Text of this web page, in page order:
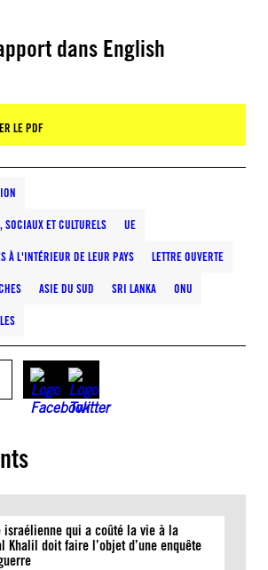
dans English
LE PDF
ET CULTURELS UE
À L'INTÉRIEUR DE LEUR PAYS LETTRE OUVERTE
ASIE DU SUD SRI LANKA ONU
israélienne qui a coûté la vie à la
Khalil doit faire l’objet d’une enquête